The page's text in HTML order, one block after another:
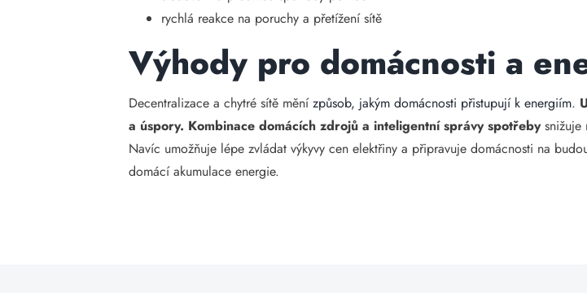
rychlá reakce na poruchy a přetížení sítě
Výhody pro domácnosti a
Decentralizace a chytré sítě měnízpůsob, jakým domácnosti přistupují k energiím.
a úspory. Kombinace domácích zdrojů a inteligentní správy spotřebysnižuje
Navíc umožňuje lépe zvládat výkyvy cen elektřiny a připravuje domácnosti na
domácí akumulace energie.